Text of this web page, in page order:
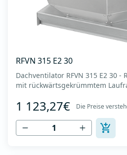
RFVN 315 E2 30
Dachventilator RFVN 315 E2 30
mit rückwärtsgekrümmtem
Luftdurchsatz: bis zu 3.860 m3/h
Temperaturen bis 120 °C -
Zur Reinigung und Wartung lässt
1 123,27€ Die Preise